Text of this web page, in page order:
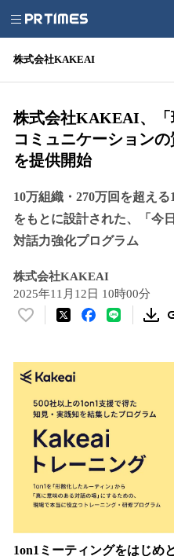
株式会社KAKEAI
株式会社KAKEAI、「
コミュニケーションの
を提供開始
10万組織・270万回を超え
をもとに設計された、「今
対話力強化プログラム
株式会社KAKEAI
2025年11月12日 10時00分
い
！
数
を
読
み
込
み
中
で
1on1ミーティングをはじめ